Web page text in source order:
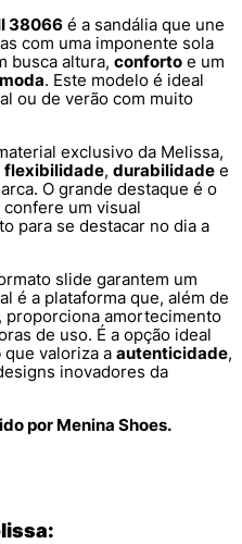
38066 é a sandália que une
com uma imponente sola
busca altura, conforto e um
moda. Este modelo é ideal
ou de verão com muito
exclusivo da Melissa,
flexibilidade, durabilidade e
O grande destaque é o
confere um visual
para se destacar no dia a
slide garantem um
é a plataforma que, além de
amortecimento
de uso. É a opção ideal
que valoriza a autenticidade,
inovadores da
por Menina Shoes.